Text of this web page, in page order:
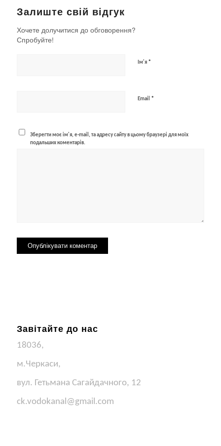
Залиште свій відгук
Хочете долучитися до обговорення?
Спробуйте!
Ім'я *
Email *
Зберегти моє ім'я, e-mail, та адресу сайту в цьому браузері для моїх
подальших коментарів.
Завітайте до нас
18036,
м.Черкаси,
вул. Гетьмана Сагайдачного, 12
ck.vodokanal@gmail.com